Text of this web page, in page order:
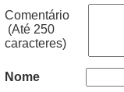
Comentário
(Até 250
caracteres)
Nome